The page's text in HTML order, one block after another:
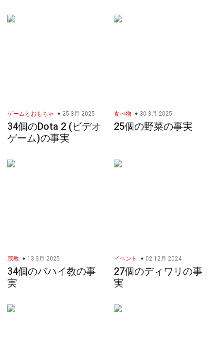
ゲームとおもちゃ 25 3月 2025
34個のDota 2 (ビデオ
ゲーム)の事実
食べ物 30 3月 2025
25個の野菜の事実
宗教 13 3月 2025
34個のバハイ教の事
実
イベント 02 12月 2024
27個のディワリの事
実